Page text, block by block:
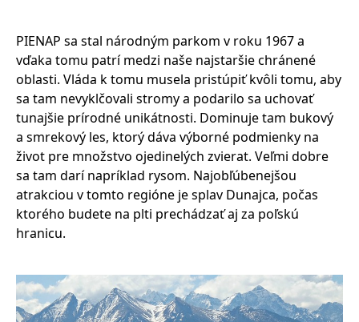
PIENAP sa stal národným parkom v roku 1967 a
vďaka tomu patrí medzi naše najstaršie chránené
oblasti. Vláda k tomu musela pristúpiť kvôli tomu, aby
sa tam nevyklčovali stromy a podarilo sa uchovať
tunajšie prírodné unikátnosti. Dominuje tam bukový
a smrekový les, ktorý dáva výborné podmienky na
život pre množstvo ojedinelých zvierat. Veľmi dobre
sa tam darí napríklad rysom. Najobľúbenejšou
atrakciou v tomto regióne je splav Dunajca, počas
ktorého budete na plti prechádzať aj za poľskú
hranicu.